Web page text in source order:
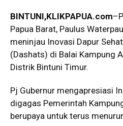
BINTUNI,KLIKPAPUA.com
Papua Barat, Paulus
meninjau Inovasi Dapur
(Dashats) di Balai Kampung
Distrik Bintuni Timur.
Pj Gubernur mengapresiasi
digagas Pemerintah
berupaya untuk terus